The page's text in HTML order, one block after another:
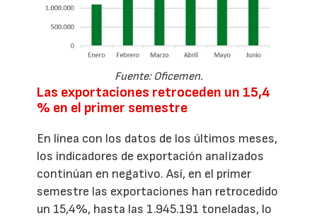
Fuente: Oficemen.
Las exportaciones retroceden un 15,4
% en el primer semestre
En línea con los datos de los últimos meses,
los indicadores de exportación analizados
continúan en negativo. Así, en el primer
semestre las exportaciones han retrocedido
un 15,4%, hasta las 1.945.191 toneladas, lo